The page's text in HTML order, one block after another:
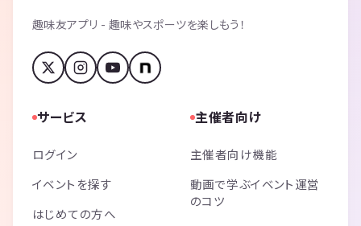
趣味友アプリ - 趣味やスポーツを楽しもう！
サービス
ログイン
イベントを探す
はじめての方へ
主催者向け
主催者向け機能
動画で学ぶイベント運営
のコツ